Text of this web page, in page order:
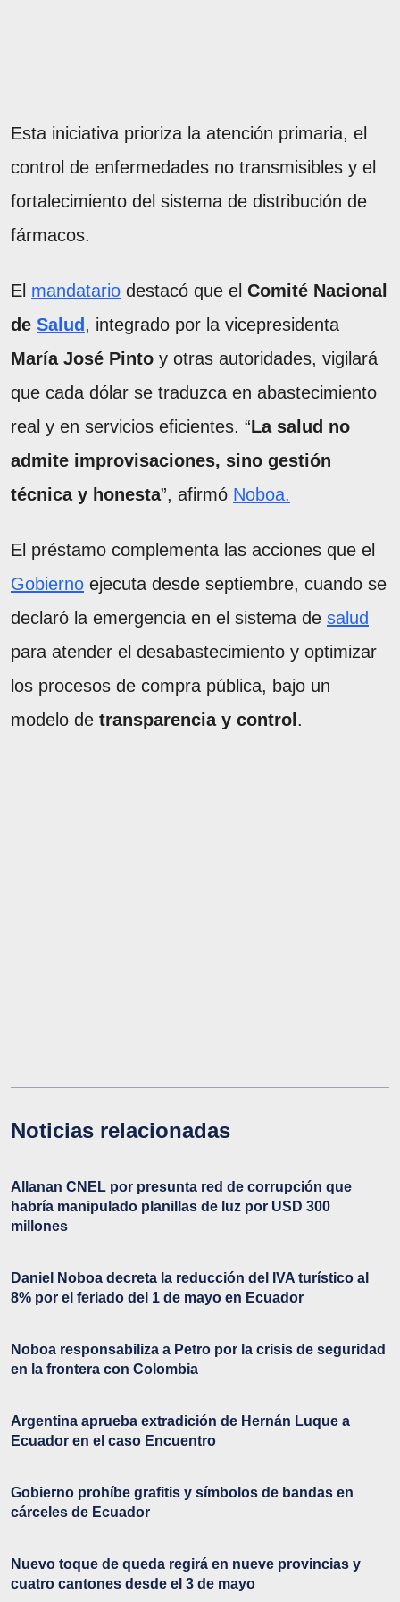
Esta iniciativa prioriza la atención primaria, el
control de enfermedades no transmisibles y el
fortalecimiento del sistema de distribución de
fármacos.
El mandatario destacó que el Comité Nacional
de Salud , integrado por la vicepresidenta
María José Pinto y otras autoridades, vigilará
que cada dólar se traduzca en abastecimiento
real y en servicios eficientes. “La salud no
admite improvisaciones, sino gestión
técnica y honesta”, afirmó Noboa.
El préstamo complementa las acciones que el
Gobierno ejecuta desde septiembre, cuando se
declaró la emergencia en el sistema de salud
para atender el desabastecimiento y optimizar
los procesos de compra pública, bajo un
modelo de transparencia y control .
Noticias relacionadas
Allanan CNEL por presunta red de corrupción que
habría manipulado planillas de luz por USD 300
millones
Daniel Noboa decreta la reducción del IVA turístico al
8% por el feriado del 1 de mayo en Ecuador
Noboa responsabiliza a Petro por la crisis de seguridad
en la frontera con Colombia
Argentina aprueba extradición de Hernán Luque a
Ecuador en el caso Encuentro
Gobierno prohíbe grafitis y símbolos de bandas en
cárceles de Ecuador
Nuevo toque de queda regirá en nueve provincias y
cuatro cantones desde el 3 de mayo